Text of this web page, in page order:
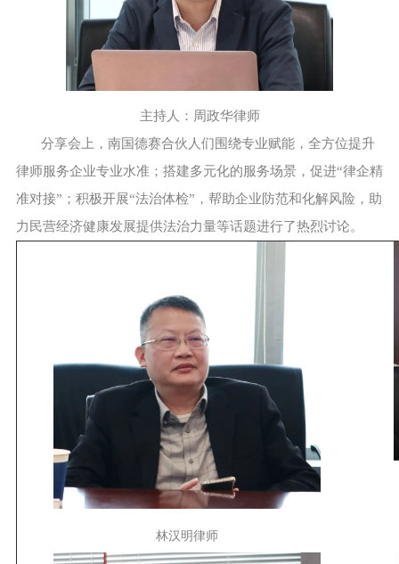
主持人：周政华律师
分享会上，南国德赛合伙人们围绕专业赋能，全方位提升
律师服务企业专业水准；搭建多元化的服务场景，促进“律企精
准对接”；积极开展“法治体检”，帮助企业防范和化解风险，助
力民营经济健康发展提供法治力量等话题进行了热烈讨论。
林汉明律师